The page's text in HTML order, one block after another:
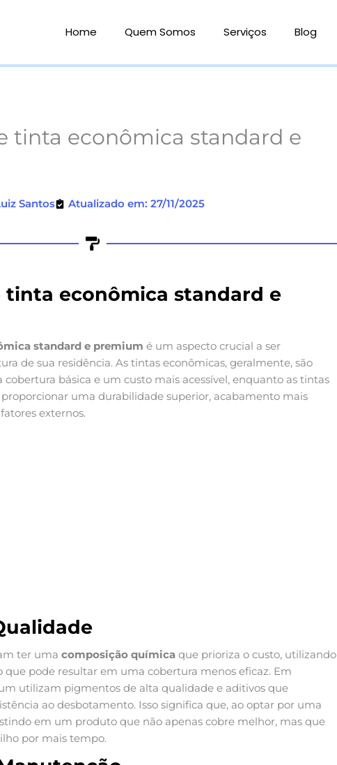
Home Quem Somos Serviços Blog
tinta econômica standard e
Santos Atualizado em: 27/11/2025
tinta econômica standard e
standard e premium é um aspecto crucial a ser
de sua residência. As tintas econômicas, geralmente, são
básica e um custo mais acessível, enquanto as tintas
uma durabilidade superior, acabamento mais
externos.
ter uma composição química que prioriza o custo, utilizando
que pode resultar em uma cobertura menos eficaz. Em
utilizam pigmentos de alta qualidade e aditivos que
ao desbotamento. Isso significa que, ao optar por uma
em um produto que não apenas cobre melhor, mas que
por mais tempo.